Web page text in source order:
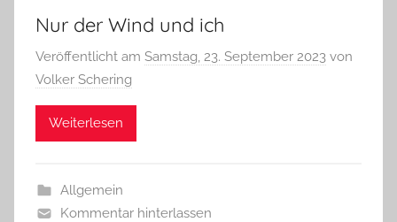
Nur der Wind und ich
Veröffentlicht am Samstag, 23. September 2023 von
Volker Schering
Weiterlesen
Allgemein
Kommentar hinterlassen